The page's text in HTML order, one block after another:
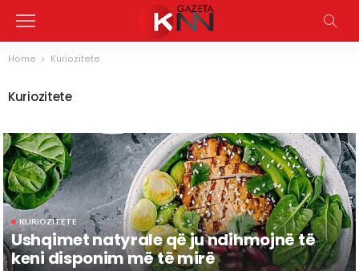
Home Kuriozitete
Kuriozitete
KURIOZITETE
Ushqimet natyrale që ju ndihmojnë të
keni disponim më të mirë